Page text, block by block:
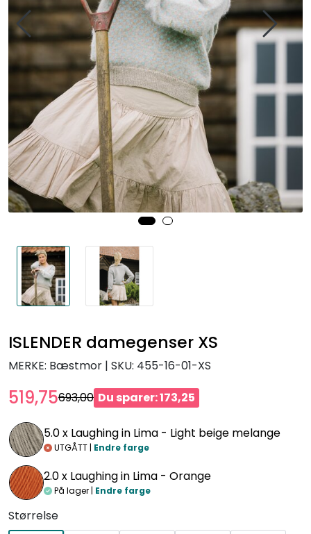
ISLENDER damegenser XS
MERKE: Bæstmor | SKU: 455-16-01-XS
519,75693,00 Du sparer: 173,25
5.0 x Laughing in Lima - Light beige melange
UTGÅTT | Endre farge
2.0 x Laughing in Lima - Orange
På lager | Endre farge
Størrelse